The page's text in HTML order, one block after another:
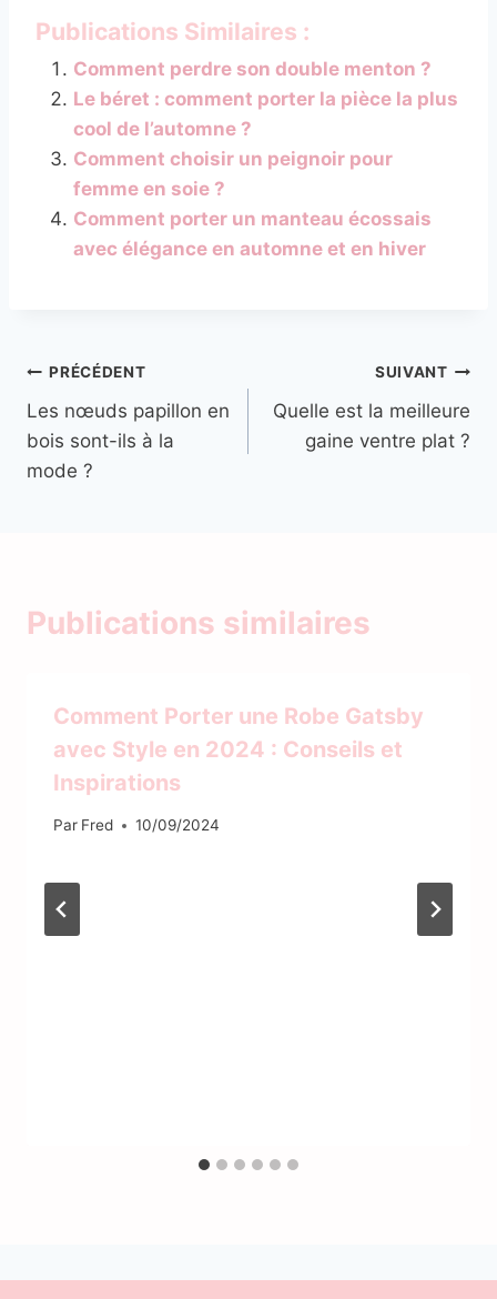
Publications Similaires :
Comment perdre son double menton ?
Le béret : comment porter la pièce la plus
cool de l’automne ?
Comment choisir un peignoir pour
femme en soie ?
Comment porter un manteau écossais
avec élégance en automne et en hiver
Navigation
de
l’article
PRÉCÉDENT
Les nœuds papillon en
bois sont-ils à la
mode ?
SUIVANT
Quelle est la meilleure
gaine ventre plat ?
Publications similaires
Comment Porter une Robe Gatsby
avec Style en 2024 : Conseils et
Inspirations
Par Fred 10/09/2024